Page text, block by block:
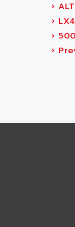
›
› LX4
›
›